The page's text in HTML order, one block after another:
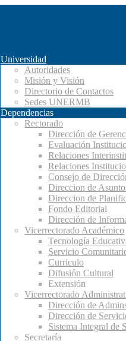
Universidad
Autoridades
Misión y Visión
Directorio de Contactos
Sedes UNERMB
Dependencias
Rectorado
Dirección de
Evaluación
Relaciones
Relaciones
Consejo de
Direccion de
Direccion de
Fondo Editorial
Dirección de
Vicerrectorado Académico
Tecnología
Servicio
Curriculo
Difusión Cultural
Extensión
Vicerrectorado
Dirección de
Dirección de
Sistema Integral de
Secretaría